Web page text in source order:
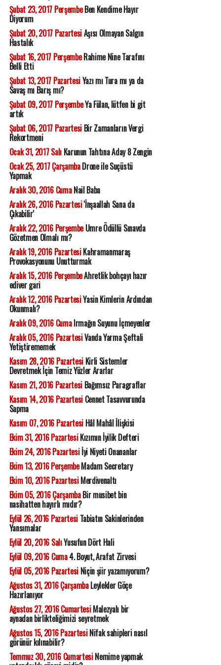
Şubat 23, 2017 PerşembeBen Kendime Hayır
Diyorum
Şubat 20, 2017 PazartesiAşısı Olmayan Salgın
Hastalık
Şubat 16, 2017 PerşembeRahime Nine Tarafını
Belli Etti
Şubat 13, 2017 PazartesiYazı mı Tura mı ya da
Savaş mı Barış mı?
Şubat 09, 2017 PerşembeYa Fülan, lütfen bi git
artık
Şubat 06, 2017 PazartesiBir Zamanların Vergi
Rekortmeni
Ocak 31, 2017 SalıKarunun Tahtına Aday 8 Zengin
Ocak 25, 2017 ÇarşambaDrone ile Suçüstü
Yapmak
Aralık 30, 2016 CumaNail Baba
Aralık 26, 2016 Pazartesi'İnşaallah Sana da
Çıkabilir'
Aralık 22, 2016 PerşembeUmre Ödüllü Sınavda
Gözetmen Olmalı mı?
Aralık 19, 2016 PazartesiKahramanmaraş
Provokasyonunu Unutturmak
Aralık 15, 2016 PerşembeAhretlik bohçayı hazır
ediver gari
Aralık 12, 2016 PazartesiYasin Kimlerin Ardından
Okunmalı?
Aralık 09, 2016 CumaIrmağın Suyunu İçmeyenler
Aralık 05, 2016 PazartesiVanda Yarma Şeftali
Yetiştirememek
Kasım 28, 2016 PazartesiKirli Sistemler
Devretmek İçin Temiz Yüzler Ararlar
Kasım 21, 2016 PazartesiBağımsız Paragraflar
Kasım 14, 2016 PazartesiCennet Tasavvurunda
Sapma
Kasım 07, 2016 PazartesiHâl Mahâl İlişkisi
Ekim 31, 2016 PazartesiKızımın İyilik Defteri
Ekim 24, 2016 Pazartesiİyi Niyeti Onananlar
Ekim 13, 2016 PerşembeMadam Secretary
Ekim 10, 2016 PazartesiMerdivenaltı
Ekim 05, 2016 ÇarşambaBir musibet bin
nasihatten hayırlı mıdır?
Eylül 26, 2016 PazartesiTabiatın Sakinlerinden
Yansımalar
Eylül 20, 2016 SalıYusufun Dört Hali
Eylül 09, 2016 Cuma4. Boyut, Arafat Zirvesi
Eylül 05, 2016 PazartesiNiçin şiir yazamıyorum?
Ağustos 31, 2016 ÇarşambaLeylekler Göçe
Hazırlanıyor
Ağustos 27, 2016 CumartesiMalezyalı bir
aynadan birlikteliğimizi seyretmek
Ağustos 15, 2016 PazartesiNifak sahipleri nasıl
görünür kılınabilir?
Temmuz 30, 2016 CumartesiNemime yapmak